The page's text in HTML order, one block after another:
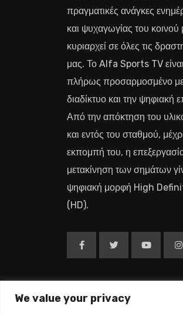
We value your privacy
πραγματικές ανάγκες
και ψυχαγωγίας του κοινού
κυριαρχεί σε όλες τις
μας. Το Alfa Sports TV είναι
πλήρως προσαρμοσμένο
διαδίκτυο και την ψηφιακή
Από την απόκτηση του
και εντός του σταθμού,
εκπομπή του, η
μετακίνηση των σημάτων
ψηφιακή μορφή High
(HD).